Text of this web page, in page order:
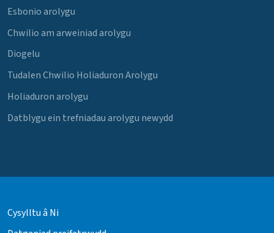
Esbonio arolygu
Chwilio am arweiniad arolygu
Diogelu
Tudalen Chwilio Holiaduron Arolygu
Holiaduron arolygu
Datblygu ein trefniadau arolygu newydd
Cysylltu â Ni